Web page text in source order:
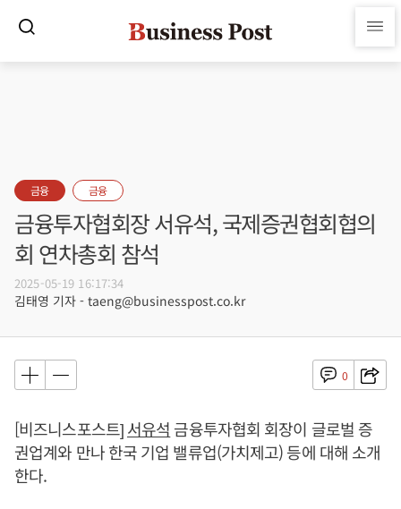
금융 금융
금융투자협회장 서유석, 국제증권협회협의
회 연차총회 참석
2025-05-19 16:17:34
김태영 기자 - taeng@businesspost.co.kr
0
[비즈니스포스트]서유석 금융투자협회 회장이 글로벌 증
권업계와 만나 한국 기업 밸류업(가치제고) 등에 대해 소개
한다.